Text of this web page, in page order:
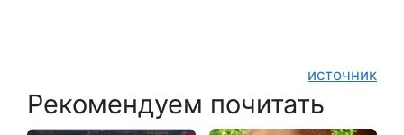
источник
Рекомендуем почитать